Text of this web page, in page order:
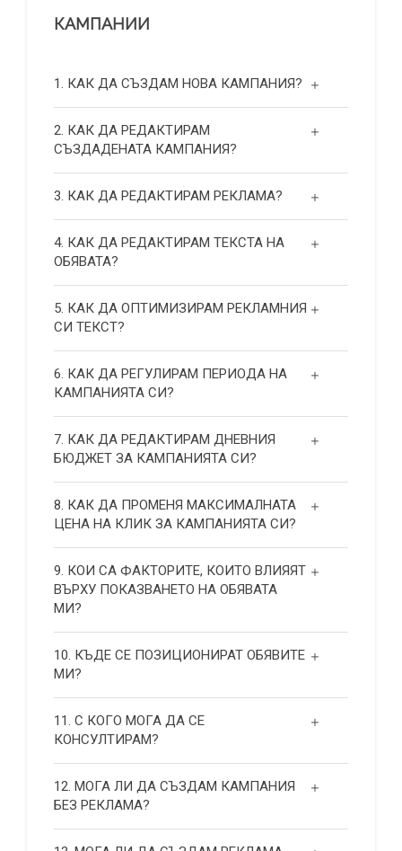
КАМПАНИИ
1. КАК ДА СЪЗДАМ НОВА КАМПАНИЯ?
2. КАК ДА РЕДАКТИРАМ
СЪЗДАДЕНАТА КАМПАНИЯ?
3. КАК ДА РЕДАКТИРАМ РЕКЛАМА?
4. КАК ДА РЕДАКТИРАМ ТЕКСТА НА
ОБЯВАТА?
5. КАК ДА ОПТИМИЗИРАМ РЕКЛАМНИЯ
СИ ТЕКСТ?
6. КАК ДА РЕГУЛИРАМ ПЕРИОДА НА
КАМПАНИЯТА СИ?
7. КАК ДА РЕДАКТИРАМ ДНЕВНИЯ
БЮДЖЕТ ЗА КАМПАНИЯТА СИ?
8. КАК ДА ПРОМЕНЯ МАКСИМАЛНАТА
ЦЕНА НА КЛИК ЗА КАМПАНИЯТА СИ?
9. КОИ СА ФАКТОРИТЕ, КОИТО ВЛИЯЯТ
ВЪРХУ ПОКАЗВАНЕТО НА ОБЯВАТА
МИ?
10. КЪДЕ СЕ ПОЗИЦИОНИРАТ ОБЯВИТЕ
МИ?
11. С КОГО МОГА ДА СЕ
КОНСУЛТИРАМ?
12. МОГА ЛИ ДА СЪЗДАМ КАМПАНИЯ
БЕЗ РЕКЛАМА?